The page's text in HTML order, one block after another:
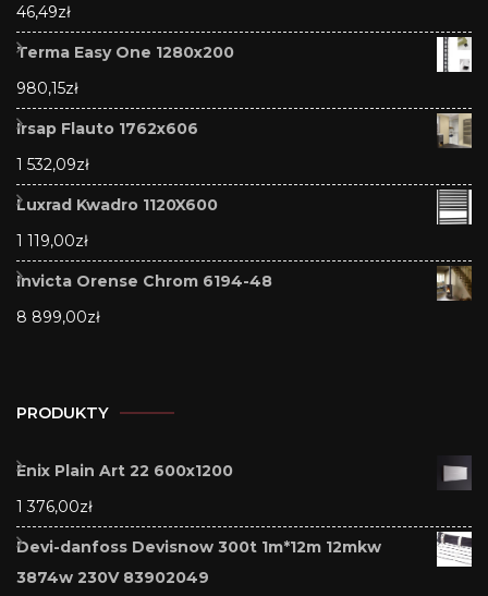
46,49zł
Terma Easy One 1280x200
980,15zł
Irsap Flauto 1762x606
1 532,09zł
Luxrad Kwadro 1120X600
1 119,00zł
Invicta Orense Chrom 6194-48
8 899,00zł
PRODUKTY
Enix Plain Art 22 600x1200
1 376,00zł
Devi-danfoss Devisnow 300t 1m*12m 12mkw
3874w 230V 83902049